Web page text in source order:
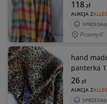
AUKCJA Z
118zł
Przemyśl
hand
panterka
AUKCJA Z
26zł